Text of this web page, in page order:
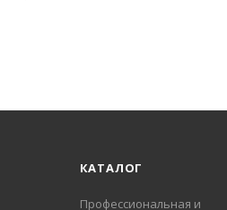
КАТАЛОГ
Профессиональная и